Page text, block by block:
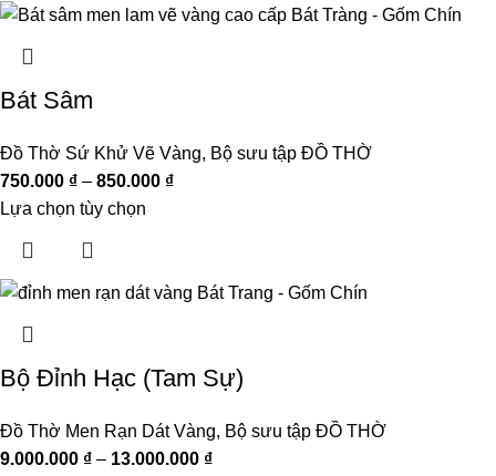
Bát Sâm
Đồ Thờ Sứ Khử Vẽ Vàng, Bộ sưu tập ĐỒ THỜ
750.000 ₫ – 850.000 ₫
Lựa chọn tùy chọn
Bộ Đỉnh Hạc (Tam Sự)
Đồ Thờ Men Rạn Dát Vàng, Bộ sưu tập ĐỒ THỜ
9.000.000 ₫ – 13.000.000 ₫